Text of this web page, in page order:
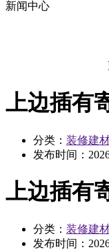
新闻中心
上边插有
分类： 装修建
发布时间：
上边插有
分类： 装修建
发布时间：